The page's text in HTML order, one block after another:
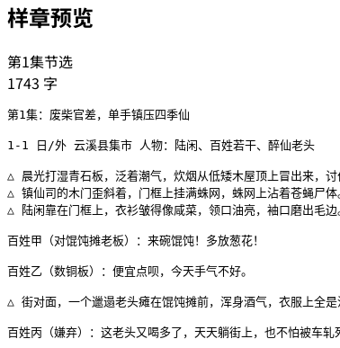
样章预览
第1集节选
1743 字
第1集：废柴官差，单手镇压四季仙
1-1 日/外 云溪县集市 人物：陆闲、百姓若干、醉仙老头
△ 晨光打湿青石板，泛着潮气，炊烟从低矮木屋顶上冒出来，讨
△ 镇仙司的木门歪斜着，门框上挂满蛛网，蛛网上沾着苍蝇尸
△ 陆闲靠在门框上，衣衫皱得像咸菜，领口油亮，袖口磨出毛
百姓甲（对馄饨摊老板）：来碗馄饨！多放葱花！
百姓乙（数铜板）：便宜点呗，今天手气不好。
△ 街对面，一个邋遢老头瘫在馄饨摊前，浑身酒气，衣服上全
百姓丙（嫌弃）：这老头又喝多了，天天躺街上，也不怕被车轧